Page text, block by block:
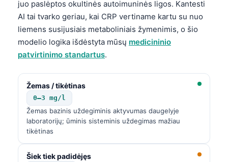
juo paslėptos okultinės autoimuninės ligos. Kantesti
AI tai tvarko geriau, kai CRP vertiname kartu su nuo
liemens susijusiais metaboliniais žymenimis, o šio
modelio logika išdėstyta mūsų medicininio
patvirtinimo standartus.
Žemas / tikėtinas
0–3 mg/l
Žemas bazinis uždegiminis aktyvumas daugelyje
laboratorijų; ūminis sisteminis uždegimas mažiau
tikėtinas
Šiek tiek padidėjęs